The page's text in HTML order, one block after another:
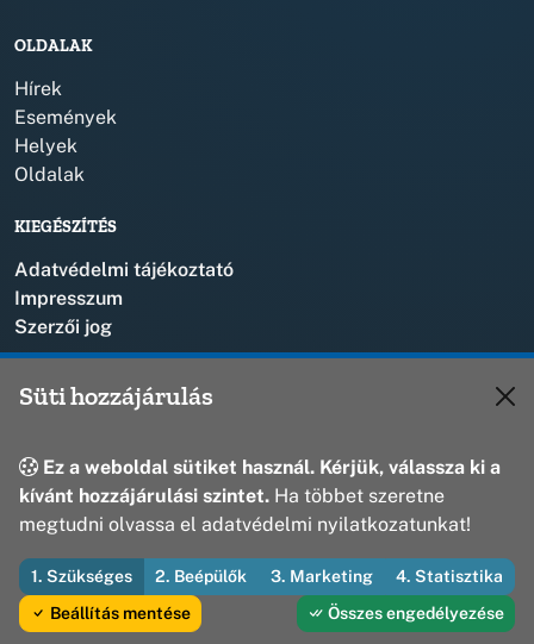
OLDALAK
Hírek
Események
Helyek
Oldalak
KIEGÉSZÍTÉS
Adatvédelmi tájékoztató
Impresszum
Szerzői jog
8431 Bakonyszentlászló, Vak Bottyán u. 1.
© 2026 Bakonyszentlászló Község Önkormányzata — Minden jog
fenntartva
Fejleszti és üzemelteti az Útirány
Süti hozzájárulás
Ez a weboldal sütiket használ. Kérjük, válassza ki a
kívánt hozzájárulási szintet. Ha többet szeretne
megtudni olvassa el adatvédelmi nyilatkozatunkat!
1. Szükséges 2. Beépülők 3. Marketing
4. Statisztika
Beállítás mentése
Összes engedélyezése